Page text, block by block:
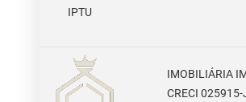
IPTU
IMOBILIÁRIA
CRECI 025915-